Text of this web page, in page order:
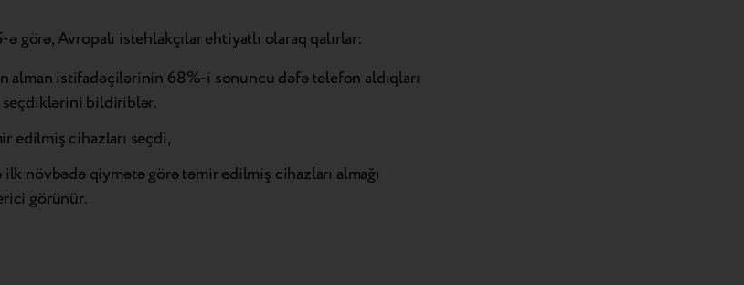
ə görə, Avropalı istehlakçılar ehtiyatlı olaraq qalırlar:
alman istifadəçilərinin 68%-i sonuncu dəfə telefon aldıqları
bildiriblər.
edilmiş cihazları seçdi,
növbədə qiymətə görə təmir edilmiş cihazları almağı
görünür.